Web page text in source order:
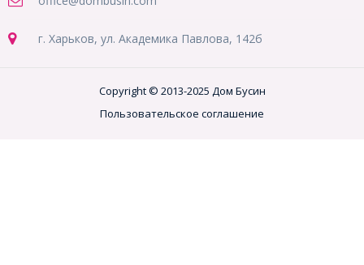
г. Харьков, ул. Академика Павлова, 142б
Copyright © 2013-2025 Дом Бусин
Пользовательское соглашение